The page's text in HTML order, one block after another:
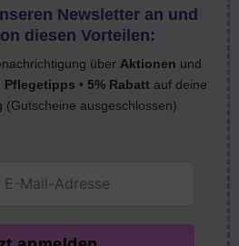
Newsletter an und
diesen Vorteilen:
über Aktionen und
Pflegetipps • 5% Rabatt auf deine
(Gutscheine ausgeschlossen)